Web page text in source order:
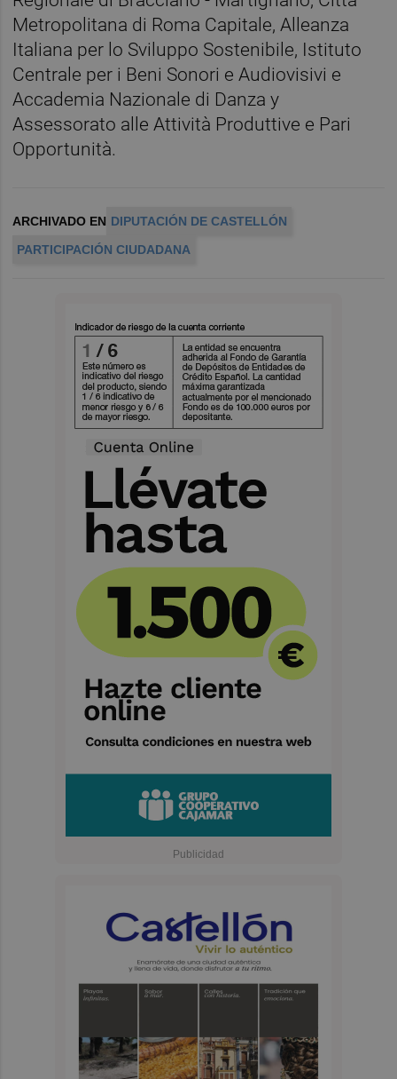
Metropolitana di Roma Capitale, Alleanza
Italiana per lo Sviluppo Sostenibile, Istituto
Centrale per i Beni Sonori e Audiovisivi e
Accademia Nazionale di Danza y
Assessorato alle Attività Produttive e Pari
Opportunità.
ARCHIVADO EN DIPUTACIÓN DE CASTELLÓN
PARTICIPACIÓN CIUDADANA